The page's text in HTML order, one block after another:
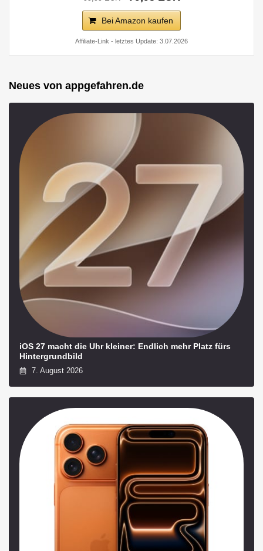
Bei Amazon kaufen
Affiliate-Link - letztes Update: 3.07.2026
Neues von appgefahren.de
iOS 27 macht die Uhr kleiner: Endlich mehr Platz fürs
Hintergrundbild
7. August 2026